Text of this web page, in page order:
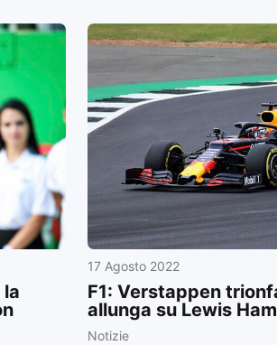
17 Agosto 2022
F1: Verstappen
allunga su Lewis
Notizie